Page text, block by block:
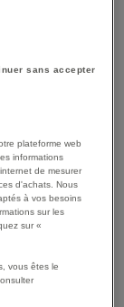
pour bac.
français.
sans accepter
plateforme web
informations
de mesurer
d'achats. Nous
à vos besoins
sur les
sur «
vous êtes le